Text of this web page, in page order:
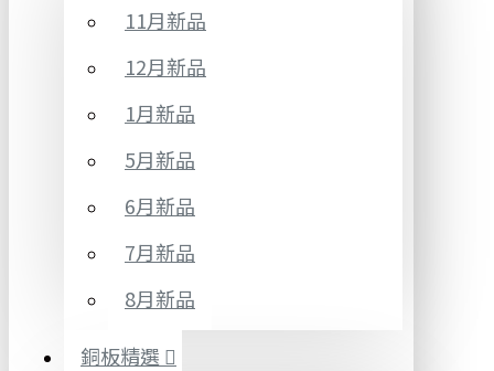
11月新品
12月新品
1月新品
5月新品
6月新品
7月新品
8月新品
銅板精選